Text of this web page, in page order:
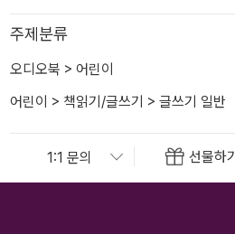
주제분류
오디오북 > 어린이
어린이 > 책읽기/글쓰기 > 글쓰기 일반
선물하기